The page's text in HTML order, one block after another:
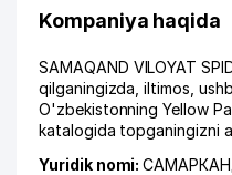
Kompaniya haqida
SAMAQAND VILOYAT
qilganingizda, iltimos,
O'zbekistonning Yellow
katalogida topganingizni
Yuridik nomi: